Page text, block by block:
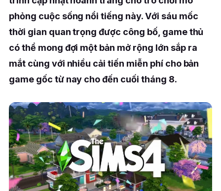
phỏng cuộc sống nổi tiếng này. Với sáu mốc
thời gian quan trọng được công bố, game thủ
có thể mong đợi một bản mở rộng lớn sắp ra
mắt cùng với nhiều cải tiến miễn phí cho bản
game gốc từ nay cho đến cuối tháng 8.